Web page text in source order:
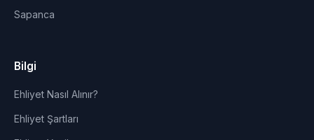
Sapanca
Bilgi
Ehliyet Nasıl Alınır?
Ehliyet Şartları